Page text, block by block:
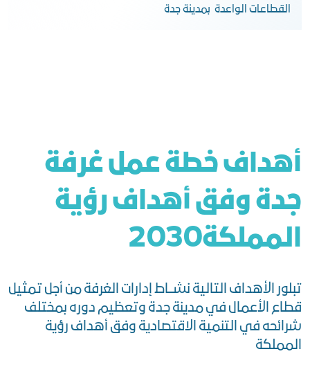
القطاعات الواعدة بمدينة جدة
أهداف خطة عمل غرفة
جدة وفق أهداف رؤية
المملكة2030
تبلور الأهداف التالية نشــاط إدارات الغرفة من أجل تمثيل
قطاع الأعمال في مدينة جدة وتعظيم دوره بمختلف
شرائحه في التنمية الاقتصادية وفق أهداف رؤية
المملكة